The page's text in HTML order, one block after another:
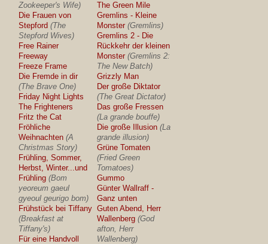
Zookeeper's Wife)
Die Frauen von
Stepford (The
Stepford Wives)
Free Rainer
Freeway
Freeze Frame
Die Fremde in dir
(The Brave One)
Friday Night Lights
The Frighteners
Fritz the Cat
Fröhliche
Weihnachten (A
Christmas Story)
Frühling, Sommer,
Herbst, Winter...und
Frühling (Bom
yeoreum gaeul
gyeoul geurigo bom)
Frühstück bei Tiffany
(Breakfast at
Tiffany's)
Für eine Handvoll
The Green Mile
Gremlins - Kleine
Monster (Gremlins)
Gremlins 2 - Die
Rückkehr der kleinen
Monster (Gremlins 2:
The New Batch)
Grizzly Man
Der große Diktator
(The Great Dictator)
Das große Fressen
(La grande bouffe)
Die große Illusion (La
grande illusion)
Grüne Tomaten
(Fried Green
Tomatoes)
Gummo
Günter Wallraff -
Ganz unten
Guten Abend, Herr
Wallenberg (God
afton, Herr
Wallenberg)